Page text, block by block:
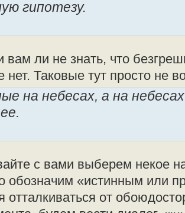
гипотезу.
вам ли не знать, что
нет. Таковые тут просто не
на небесах, а на
с вами выберем некое
обозначим «истинным или
отталкиваться от